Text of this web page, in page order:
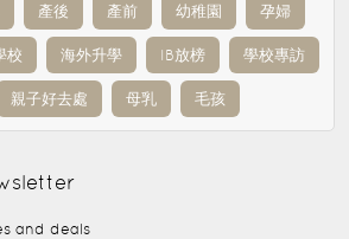
產後 產前 幼稚園 孕婦
校 海外升學 IB放榜 學校專訪
親子好去處 母乳 毛孩
and deals